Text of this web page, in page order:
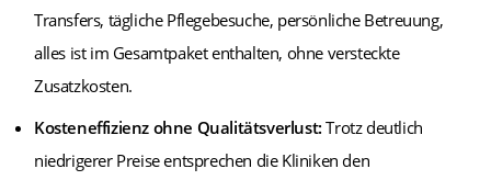
Transfers, tägliche Pflegebesuche, persönliche Betreuung,
alles ist im Gesamtpaket enthalten, ohne versteckte
Zusatzkosten.
Kosteneffizienz ohne Qualitätsverlust: Trotz deutlich
niedrigerer Preise entsprechen die Kliniken den